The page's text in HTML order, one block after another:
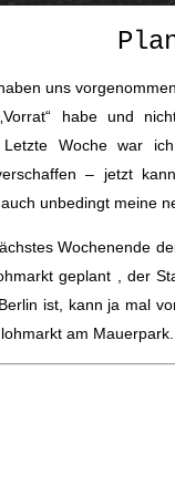
uns
habe und
Woche war
– jetzt
unbedingt meine
Wochenende
geplant , der
ist, kann ja mal
am Mauerpark.